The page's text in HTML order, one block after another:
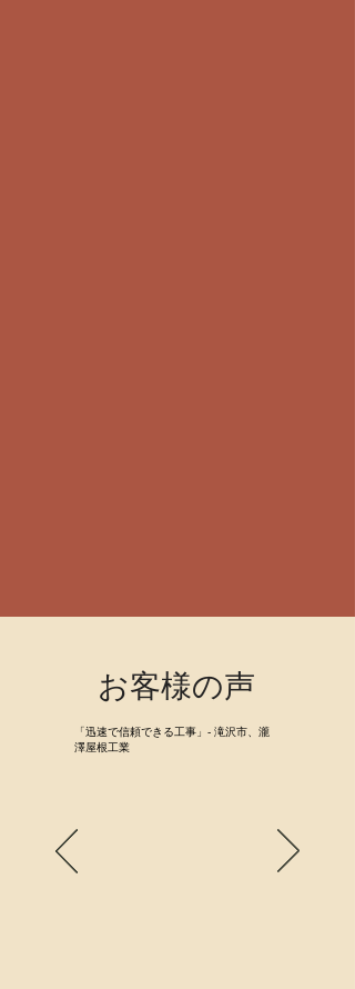
お客様の声
「迅速で信頼できる工事」- 滝沢市、瀧
澤屋根工業